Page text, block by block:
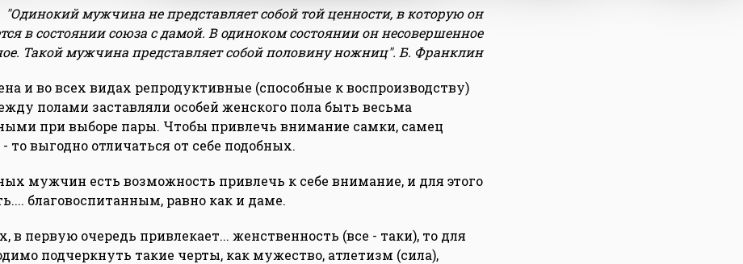
"Одинокий мужчина не представляет собой той ценности, в которую он
в состоянии союза с дамой. В одиноком состоянии он несовершенное
Такой мужчина представляет собой половину ножниц". Б. Франклин
и во всех видах репродуктивные (способные к воспроизводству)
полами заставляли особей женского пола быть весьма
при выборе пары. Чтобы привлечь внимание самки, самец
то выгодно отличаться от себе подобных.
мужчин есть возможность привлечь к себе внимание, и для этого
благовоспитанным, равно как и даме.
в первую очередь привлекает... женственность (все - таки), то для
подчеркнуть такие черты, как мужество, атлетизм (сила),